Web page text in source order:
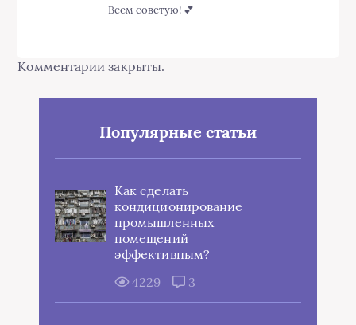
Всем советую! 💕
Комментарии закрыты.
Популярные статьи
Как сделать
кондиционирование
промышленных
помещений
эффективным?
4229
3